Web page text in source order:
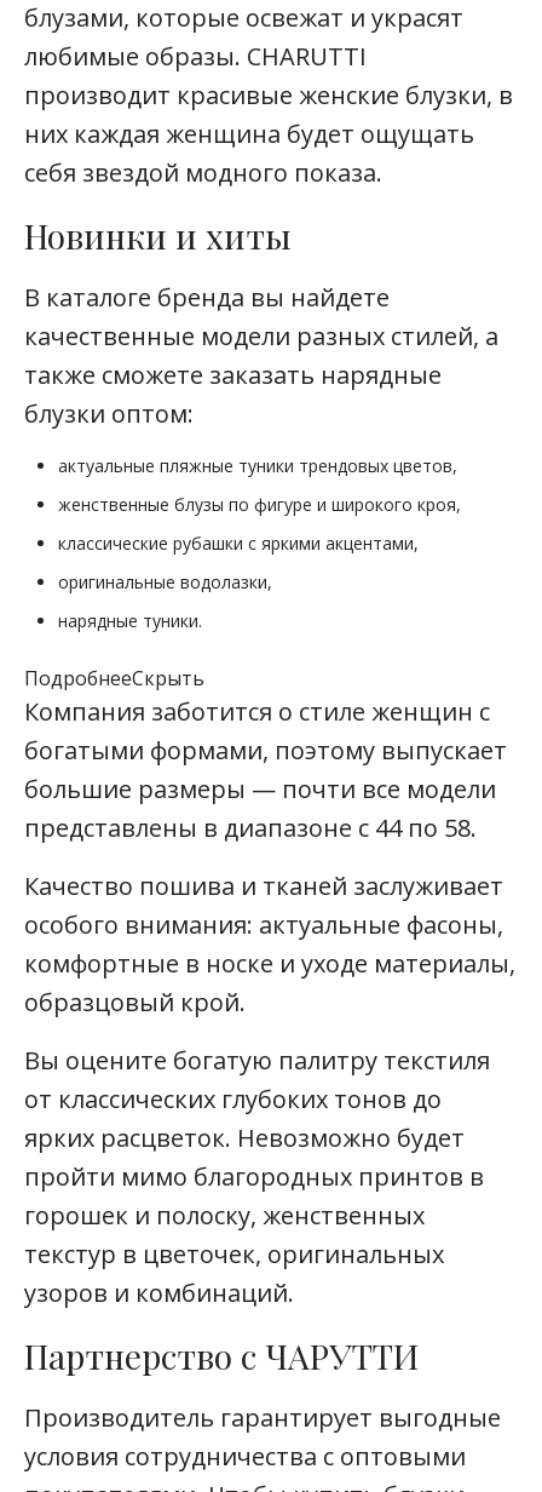
блузами, которые освежат и украсят
любимые образы. CHARUTTI
производит красивые женские блузки, в
них каждая женщина будет ощущать
себя звездой модного показа.
Новинки и хиты
В каталоге бренда вы найдете
качественные модели разных стилей, а
также сможете заказать нарядные
блузки оптом:
актуальные пляжные туники трендовых цветов,
женственные блузы по фигуре и широкого кроя,
классические рубашки с яркими акцентами,
оригинальные водолазки,
нарядные туники.
ПодробнееСкрыть
Компания заботится о стиле женщин с
богатыми формами, поэтому выпускает
большие размеры — почти все модели
представлены в диапазоне с 44 по 58.
Качество пошива и тканей заслуживает
особого внимания: актуальные фасоны,
комфортные в носке и уходе материалы,
образцовый крой.
Вы оцените богатую палитру текстиля
от классических глубоких тонов до
ярких расцветок. Невозможно будет
пройти мимо благородных принтов в
горошек и полоску, женственных
текстур в цветочек, оригинальных
узоров и комбинаций.
Партнерство с ЧАРУТТИ
Производитель гарантирует выгодные
условия сотрудничества с оптовыми